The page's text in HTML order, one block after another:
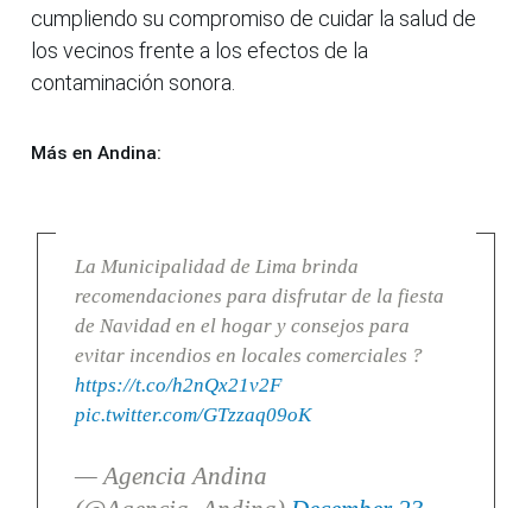
cumpliendo su compromiso de cuidar la salud de
los vecinos frente a los efectos de la
contaminación sonora.
Más en Andina:
La Municipalidad de Lima brinda
recomendaciones para disfrutar de la fiesta
de Navidad en el hogar y consejos para
evitar incendios en locales comerciales ?
https://t.co/h2nQx21v2F
pic.twitter.com/GTzzaq09oK
— Agencia Andina